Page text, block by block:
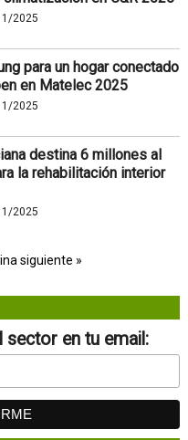
2025
para un hogar conectado
en Matelec 2025
2025
destina 6 millones al
la rehabilitación interior
2025
siguiente »
sector en tu email: